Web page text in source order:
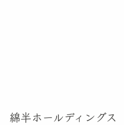
半ホールディングス